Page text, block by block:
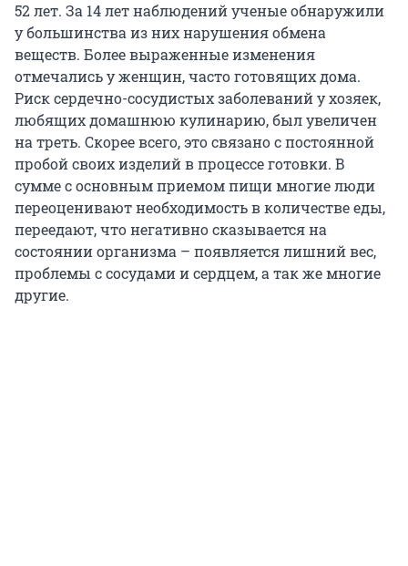
52 лет. За 14 лет наблюдений ученые обнаружили
у большинства из них нарушения обмена
веществ. Более выраженные изменения
отмечались у женщин, часто готовящих дома.
Риск сердечно-сосудистых заболеваний у хозяек,
любящих домашнюю кулинарию, был увеличен
на треть. Скорее всего, это связано с постоянной
пробой своих изделий в процессе готовки. В
сумме с основным приемом пищи многие люди
переоценивают необходимость в количестве еды,
переедают, что негативно сказывается на
состоянии организма – появляется лишний вес,
проблемы с сосудами и сердцем, а так же многие
другие.